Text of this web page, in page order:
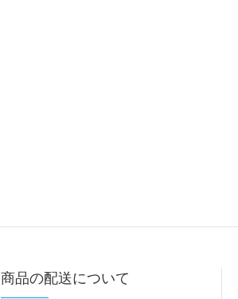
商品の配送について